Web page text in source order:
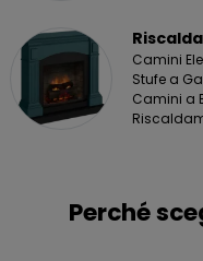
Camini
Stufe a
Camini a
Perché